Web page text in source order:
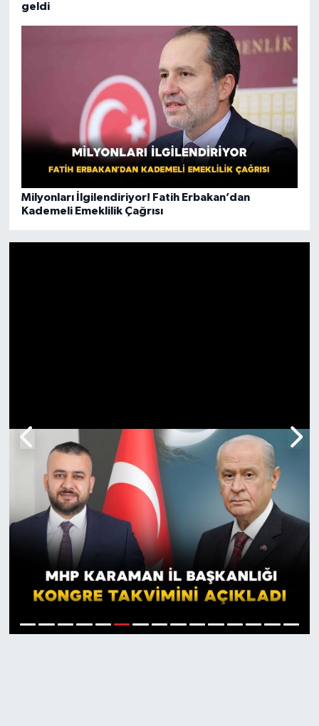
geldi
Milyonları İlgilendiriyor! Fatih Erbakan’dan
Kademeli Emeklilik Çağrısı
1 2 3 4 5 6 7 8 9 10 11 12 13 14 15